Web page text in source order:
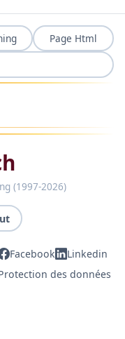
Page Html
(1997-2026)
Facebook
Linkedin
des données